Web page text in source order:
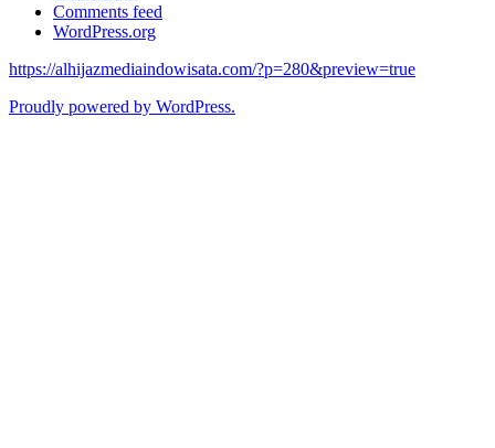
Comments feed
WordPress.org
https://alhijazmediaindowisata.com/?p=280&preview=true
Proudly powered by WordPress.